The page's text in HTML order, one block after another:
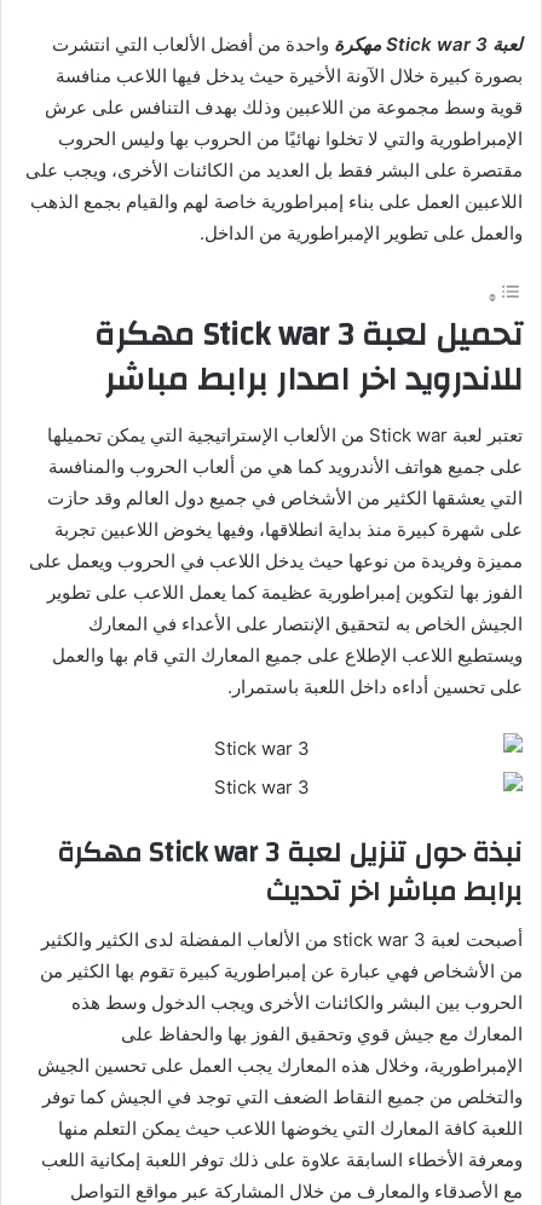
لعبة Stick war 3 مهكرة
واحدة من أفضل الألعاب التي انتشرت
بصورة كبيرة خلال الآونة الأخيرة حيث يدخل فيها اللاعب منافسة
قوية وسط مجموعة من اللاعبين وذلك بهدف التنافس على عرش
الإمبراطورية والتي لا تخلوا نهائيًا من الحروب بها وليس الحروب
مقتصرة على البشر فقط بل العديد من الكائنات الأخرى، ويجب على
اللاعبين العمل على بناء إمبراطورية خاصة لهم والقيام بجمع الذهب
والعمل على تطوير الإمبراطورية من الداخل.
تحميل لعبة 3 مهكرة
للاندرويد اخر اصدار برابط مباشر
تعتبر لعبة Stick war من الألعاب الإستراتيجية التي يمكن تحميلها
على جميع هواتف الأندرويد كما هي من ألعاب الحروب والمنافسة
التي يعشقها الكثير من الأشخاص في جميع دول العالم وقد حازت
على شهرة كبيرة منذ بداية انطلاقها، وفيها يخوض اللاعبين تجربة
مميزة وفريدة من نوعها حيث يدخل اللاعب في الحروب ويعمل على
الفوز بها لتكوين إمبراطورية عظيمة كما يعمل اللاعب على تطوير
الجيش الخاص به لتحقيق الإنتصار على الأعداء في المعارك
ويستطيع اللاعب الإطلاع على جميع المعارك التي قام بها والعمل
على تحسين أداءه داخل اللعبة باستمرار.
نبذة حول تنزيل لعبة Stick war3 مهكرة
برابط مباشر اخر تحديث
أصبحت لعبة stick war 3 من الألعاب المفضلة لدى الكثير والكثير
من الأشخاص فهي عبارة عن إمبراطورية كبيرة تقوم بها الكثير من
الحروب بين البشر والكائنات الأخرى ويجب الدخول وسط هذه
المعارك مع جيش قوي وتحقيق الفوز بها والحفاظ على
الإمبراطورية، وخلال هذه المعارك يجب العمل على تحسين الجيش
والتخلص من جميع النقاط الضعف التي توجد في الجيش كما توفر
اللعبة كافة المعارك التي يخوضها اللاعب حيث يمكن التعلم منها
ومعرفة الأخطاء السابقة علاوة على ذلك توفر اللعبة إمكانية اللعب
مع الأصدقاء والمعارف من خلال المشاركة عبر مواقع التواصل